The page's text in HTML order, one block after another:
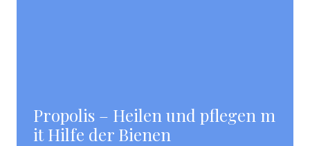
Propolis – Heilen und pflegen m
it Hilfe der Bienen